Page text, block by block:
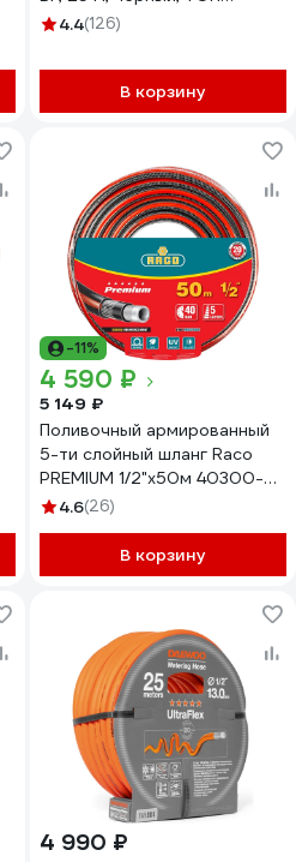
73/7/2/37
4.4(126)
В корзину
-11%
4 590 ₽
5 149 ₽
Поливочный армированный
5-ти слойный шланг Raco
PREMIUM 1/2"x50м 40300-
1/2-50_z01
4.6(26)
В корзину
4 990 ₽